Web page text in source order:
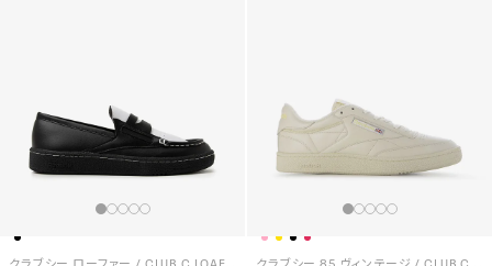
クラブシー ローファー / CLUB C LOAFER （ブラック） クラブシー 85 ヴィンテージ / CLUB C 85 VINTAGE （YE）